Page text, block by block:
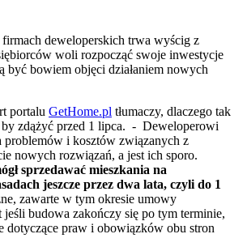
deweloperskich trwa wyścig z
woli rozpocząć swoje inwestycje
być bowiem objęci działaniem nowych
portalu GetHome.pl tłumaczy, dlaczego tak
by zdążyć przed 1 lipca. - Deweloperowi
problemów i kosztów związanych z
nowych rozwiązań, a jest ich sporo.
sprzedawać mieszkania na
jeszcze przez dwa lata, czyli do 1
zawarte w tym okresie umowy
jeśli budowa zakończy się po tym terminie,
dotyczące praw i obowiązków obu stron